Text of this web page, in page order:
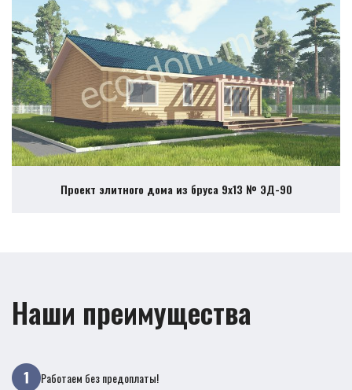
Проект элитного дома из бруса 9х13 № ЭД-90
Наши преимущества
Работаем без предоплаты!